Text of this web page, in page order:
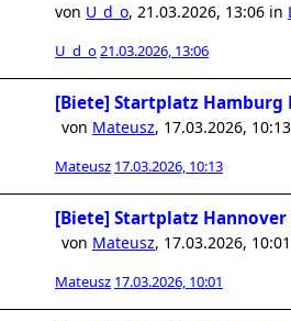
von U_d_o, 21.03.2026, 13:06 in
U_d_o21.03.2026, 13:06
[Biete] Startplatz Hamburg
von Mateusz, 17.03.2026, 10:13
Mateusz 17.03.2026, 10:13
[Biete] Startplatz Hannover
von Mateusz, 17.03.2026, 10:01
Mateusz 17.03.2026, 10:01